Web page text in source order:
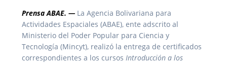
Prensa ABAE. — La Agencia Bolivariana para
Actividades Espaciales (ABAE), ente adscrito al
Ministerio del Poder Popular para Ciencia y
Tecnología (Mincyt), realizó la entrega de certificados
correspondientes a los cursos Introducción a los